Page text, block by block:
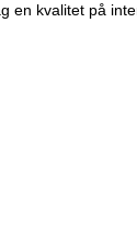
en kvalitet på